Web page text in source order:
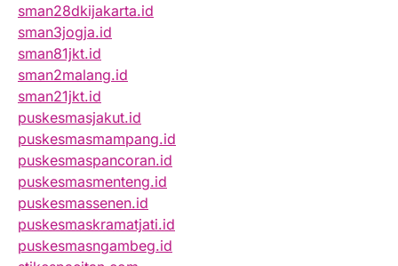
sman28dkijakarta.id
sman3jogja.id
sman81jkt.id
sman2malang.id
sman21jkt.id
puskesmasjakut.id
puskesmasmampang.id
puskesmaspancoran.id
puskesmasmenteng.id
puskesmassenen.id
puskesmaskramatjati.id
puskesmasngambeg.id